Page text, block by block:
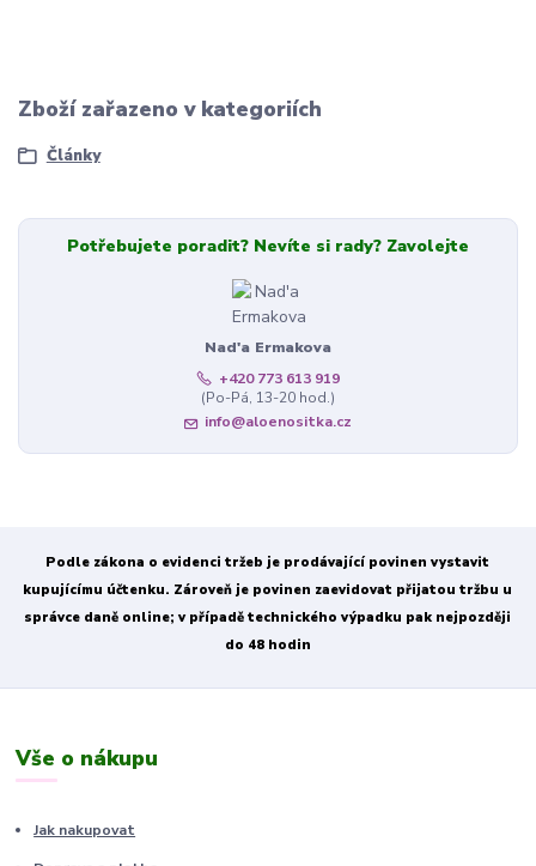
Zboží zařazeno v kategoriích
Články
Potřebujete poradit? Nevíte si rady? Zavolejte
Nad'a Ermakova
+420 773 613 919
(Po-Pá, 13-20 hod.)
info@aloenositka.cz
Podle zákona o evidenci tržeb je prodávající povinen vystavit
kupujícímu účtenku. Zároveň je povinen zaevidovat přijatou tržbu u
správce daně online; v případě technického výpadku pak nejpozději
do 48 hodin
Vše o nákupu
Jak nakupovat